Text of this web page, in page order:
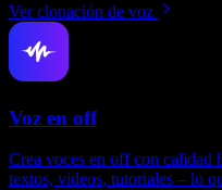
Ver clonación de voz
Voz en off
Crea voces en off con calidad
textos, videos, tutoriales – lo